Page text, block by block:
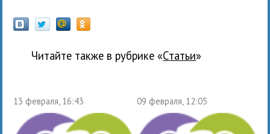
Читайте также в рубрике « Статьи»
13 февраля, 16:43 09 февраля, 12:05